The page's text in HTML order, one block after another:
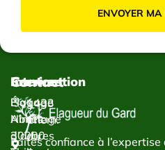
ENVOYER
Faites confiance à
Services
Élagage
Abattage
d’arbres
Intervention
Élagage
Nîmes
30000
Contact
1433
Chem.
du